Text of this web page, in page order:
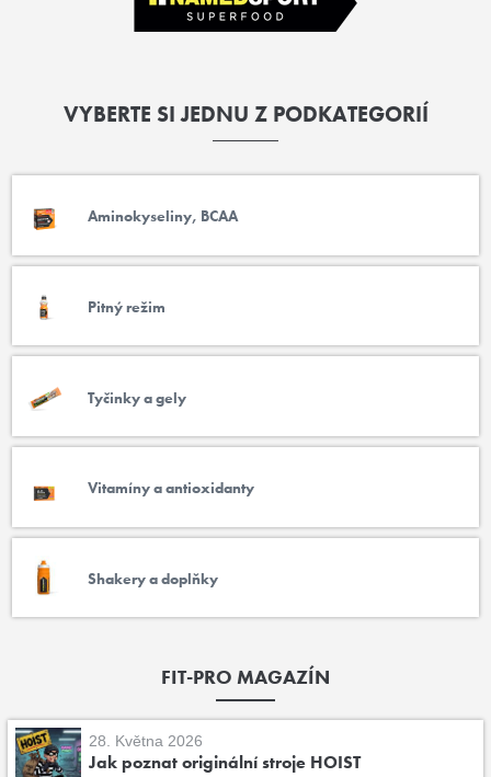
VYBERTE SI JEDNU Z PODKATEGORIÍ
Aminokyseliny, BCAA
Pitný režim
Tyčinky a gely
Vitamíny a antioxidanty
Shakery a doplňky
FIT-PRO MAGAZÍN
28. Května 2026
Jak poznat originální stroje HOIST